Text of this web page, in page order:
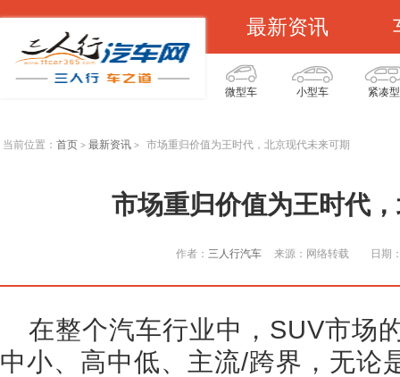
最新资讯
微型车 小型车 紧凑型
当前位置： 首页 > 最新资讯 > 市场重归价值为王时代，北京现代未来可期
市场重归价值为王时代
作者： 三人行汽车 来源：网络转载 日期
在整个汽车行业中，SUV市场
中小、高中低、主流/跨界，无论